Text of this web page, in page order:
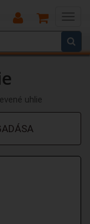
Main
Menu
uhlie